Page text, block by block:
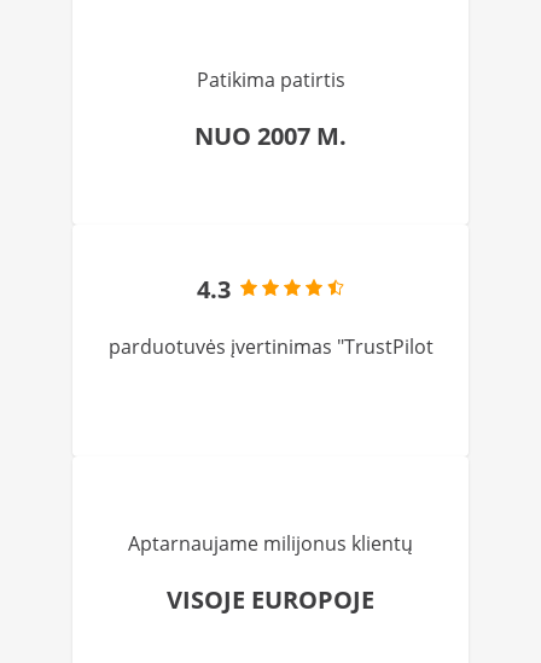
Patikima patirtis
NUO 2007 M.
4.3
parduotuvės įvertinimas "TrustPilot
Aptarnaujame milijonus klientų
VISOJE EUROPOJE